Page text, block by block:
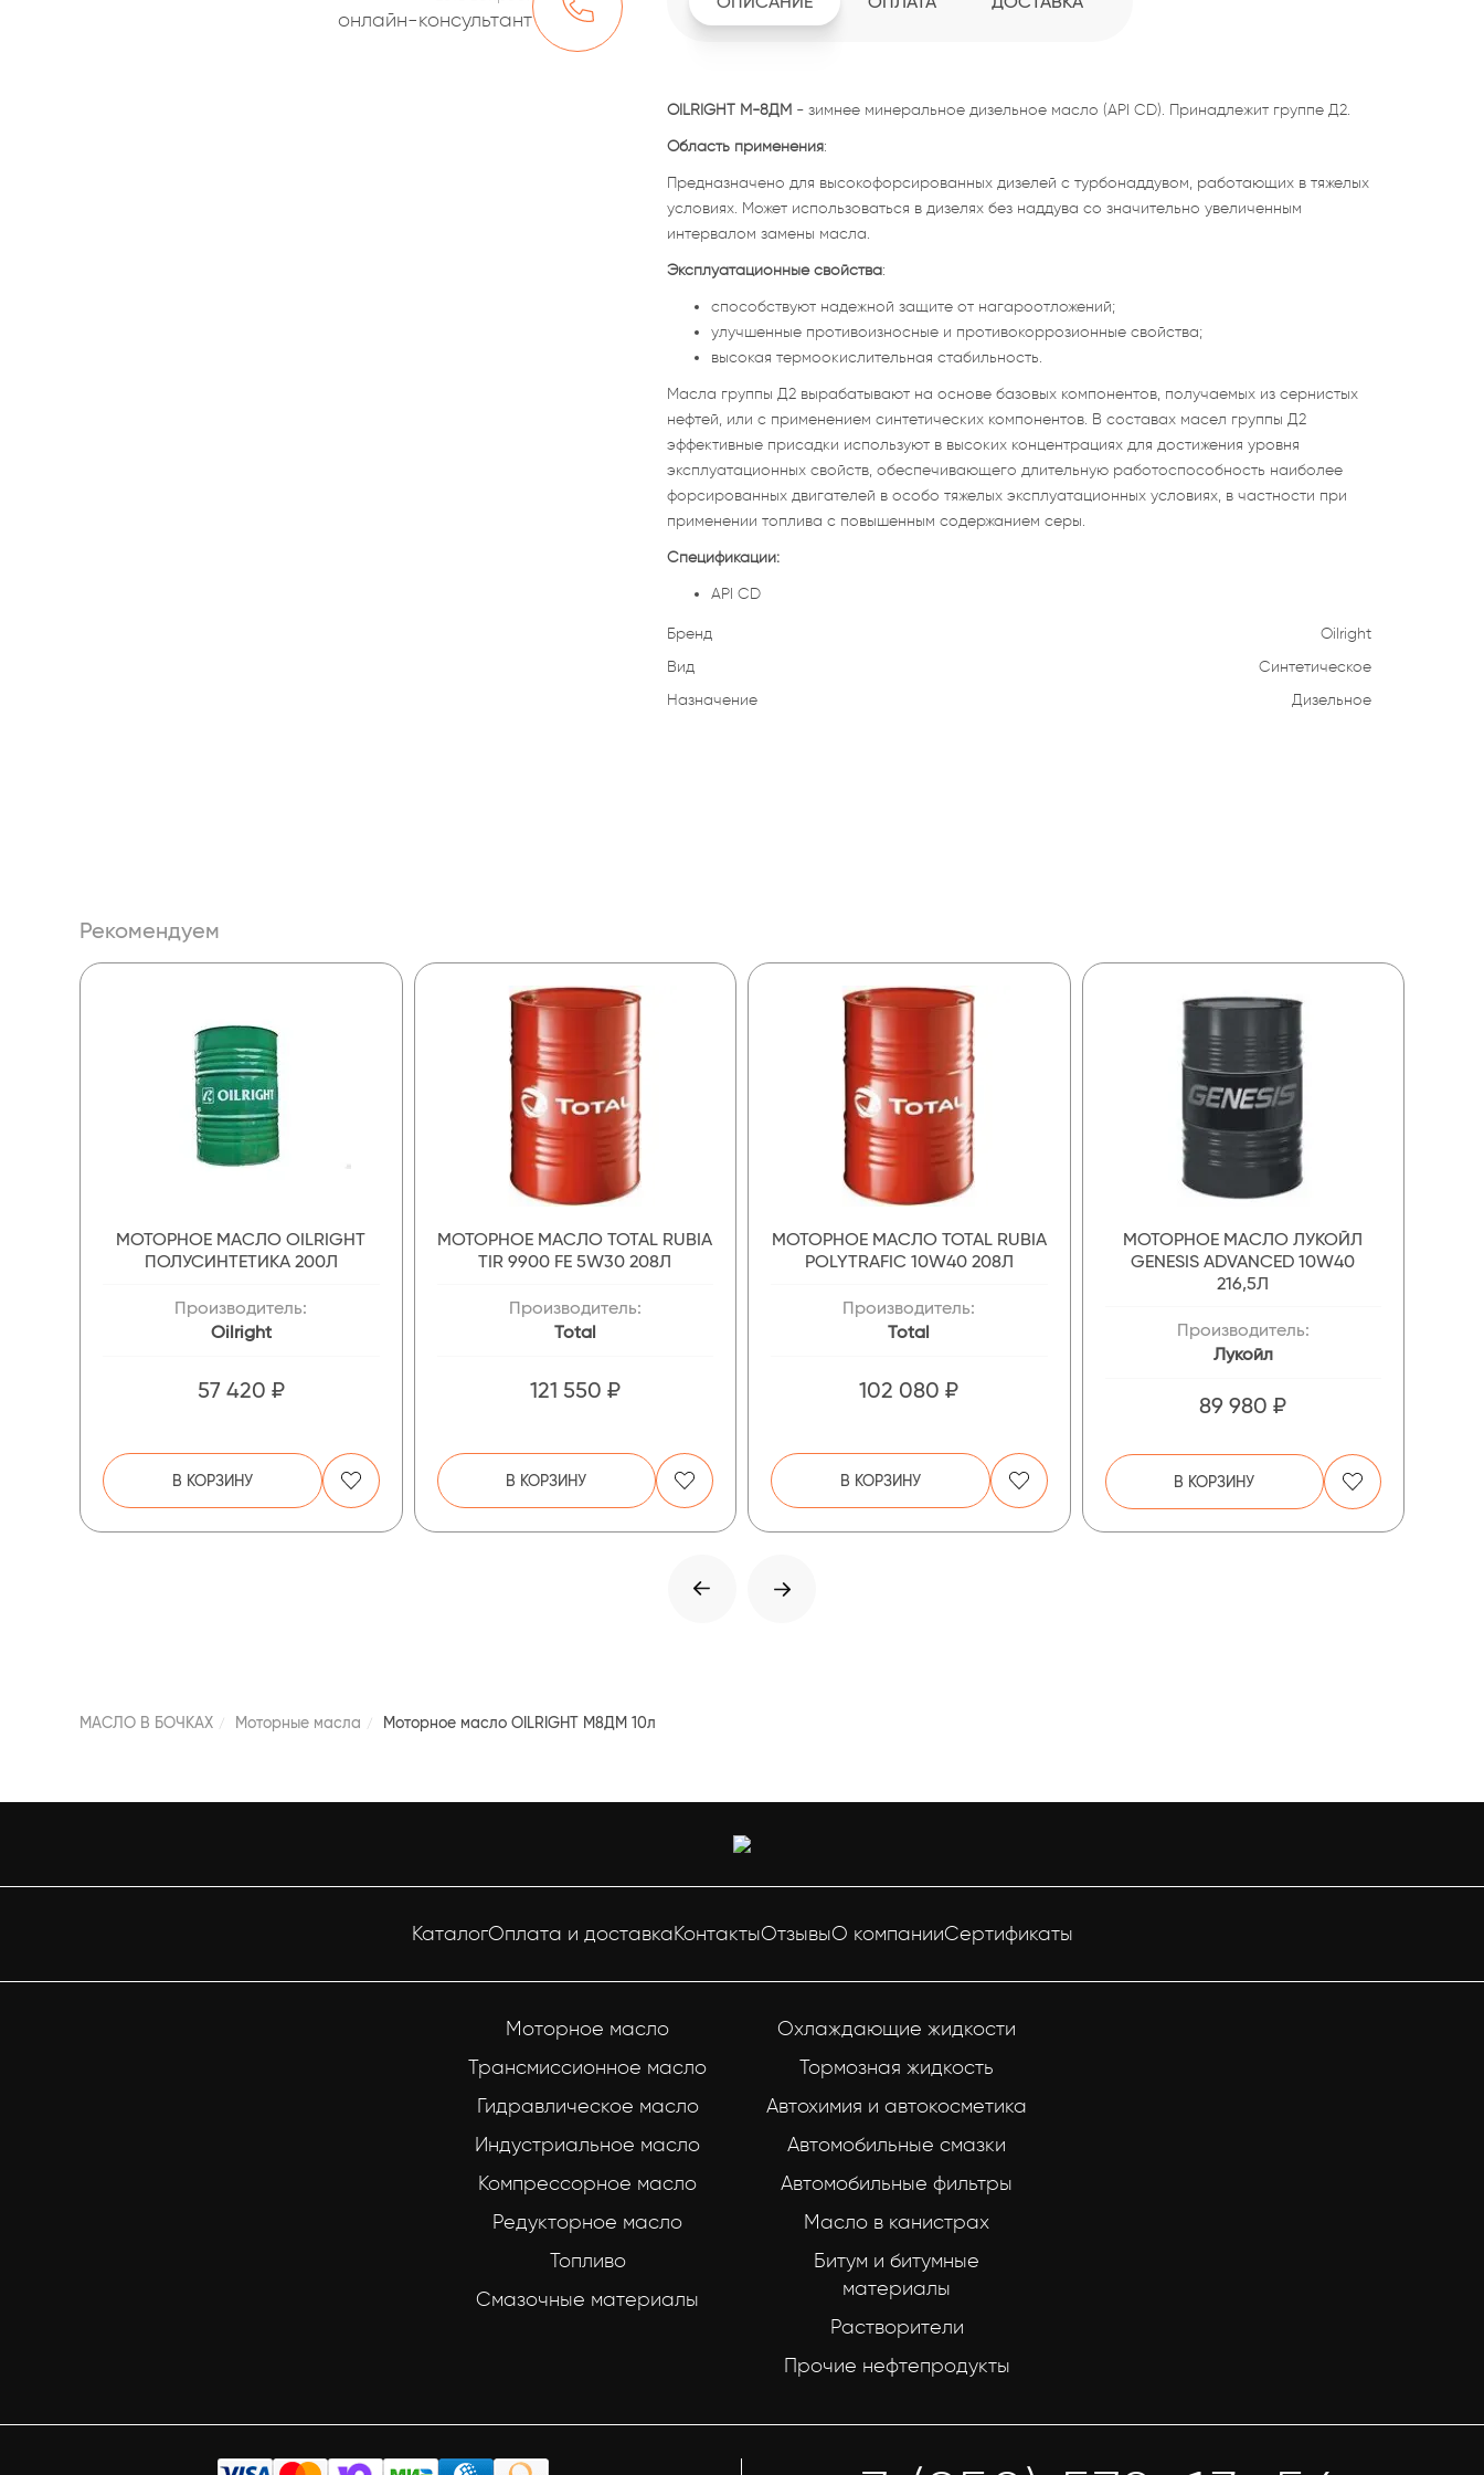
онлайн-консультант
OILRIGHT М-8ДМ- зимнее минеральное дизельное масло (API СD). Принадлежит группе Д2.
Область применения:
Предназначено для высокофорсированных дизелей с турбонаддувом, работающих в тяжелых
условиях. Может использоваться в дизелях без наддува со значительно увеличенным
интервалом замены масла.
Эксплуатационные свойства:
способствуют надежной защите от нагароотложений;
улучшенные противоизносные и противокоррозионные свойства;
высокая термоокислительная стабильность.
Масла группы Д2 вырабатывают на основе базовых компонентов, получаемых из сернистых
нефтей, или с применением синтетических компонентов. В составах масел группы Д2
эффективные присадки используют в высоких концентрациях для достижения уровня
эксплуатационных свойств, обеспечивающего длительную работоспособность наиболее
форсированных двигателей в особо тяжелых эксплуатационных условиях, в частности при
применении топлива с повышенным содержанием серы.
Спецификации:
API CD
Бренд
Oilright
Вид
Синтетическое
Назначение
Дизельное
Рекомендуем
МОТОРНОЕ МАСЛО OILRIGHT
ПОЛУСИНТЕТИКА 200Л
Производитель:
Oilright
57 420 ₽
В КОРЗИНУ
МОТОРНОЕ МАСЛО TOTAL RUBIA
TIR 9900 FE 5W30 208Л
Производитель:
Total
121 550 ₽
В КОРЗИНУ
МОТОРНОЕ МАСЛО TOTAL RUBIA
POLYTRAFIC 10W40 208Л
Производитель:
Total
102 080 ₽
В КОРЗИНУ
МОТОРНОЕ МАСЛО ЛУКОЙЛ
GENESIS ADVANCED 10W40
216,5Л
Производитель:
Лукойл
89 980 ₽
В КОРЗИНУ
МАСЛО В БОЧКАХ Моторные масла Моторное масло OILRIGHT М8ДМ 10л
КаталогОплата и доставкаКонтактыОтзывыО компанииСертификаты
Моторное масло
Трансмиссионное масло
Гидравлическое масло
Индустриальное масло
Компрессорное масло
Редукторное масло
Топливо
Смазочные материалы
Охлаждающие жидкости
Тормозная жидкость
Автохимия и автокосметика
Автомобильные смазки
Автомобильные фильтры
Масло в канистрах
Битум и битумные
материалы
Растворители
Прочие нефтепродукты